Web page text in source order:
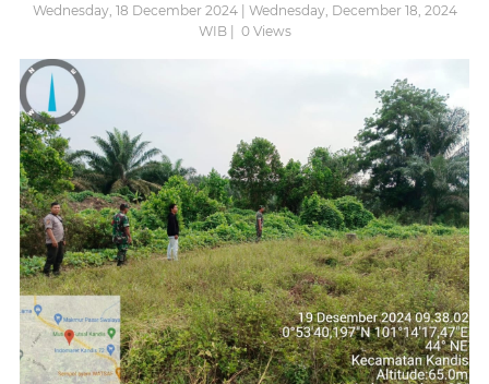
Wednesday, 18 December 2024 | Wednesday, December 18, 2024
WIB |
0Views